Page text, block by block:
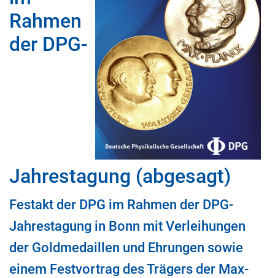
Rahmen
der DPG-
Jahrestagung (abgesagt)
Festakt der DPG im Rahmen der DPG-
Jahrestagung in Bonn mit Verleihungen
der Goldmedaillen und Ehrungen sowie
einem Festvortrag des Trägers der Max-